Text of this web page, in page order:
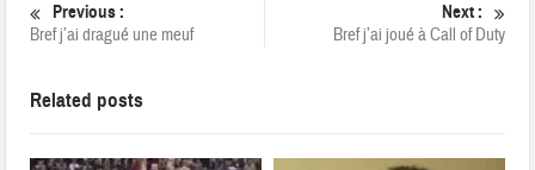
Previous :
Bref j’ai dragué une meuf
Next :
Bref j’ai joué à Call of Duty
Related posts